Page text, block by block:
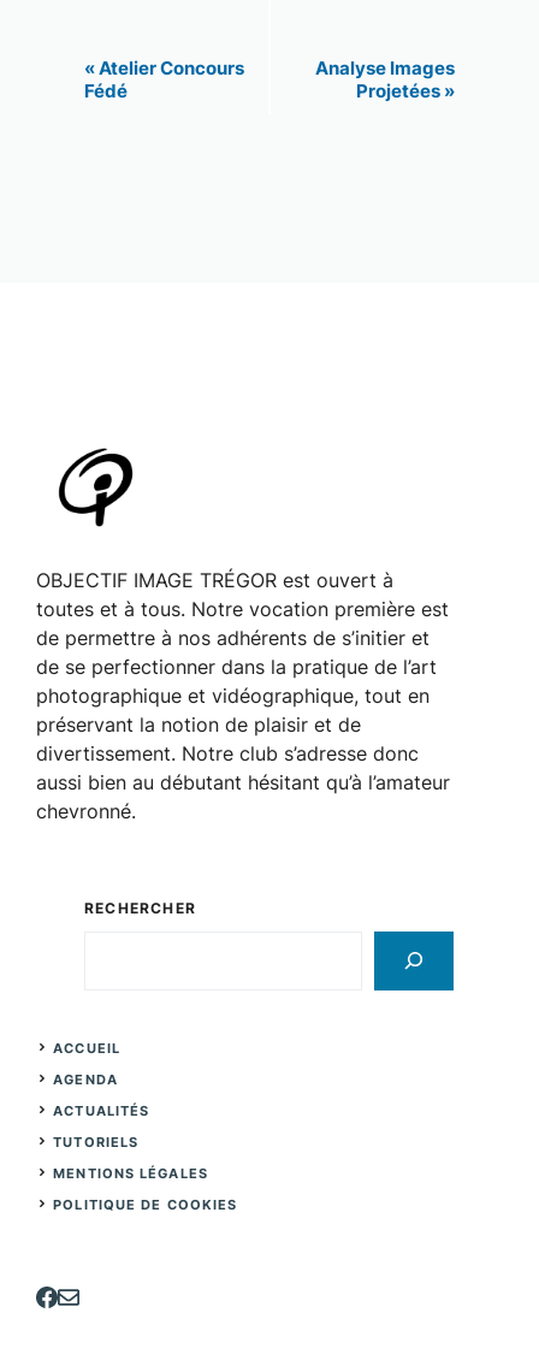
v
è
e
m
e
n
t
«Atelier Concours
Fédé
Analyse Images
Projetées »
OBJECTIF IMAGE TRÉGOR est ouvert à
toutes et à tous. Notre vocation première est
de permettre à nos adhérents de s’initier et
de se perfectionner dans la pratique de l’art
photographique et vidéographique, tout en
préservant la notion de plaisir et de
divertissement. Notre club s’adresse donc
aussi bien au débutant hésitant qu’à l’amateur
chevronné.
RECHERCHER
ACCUEIL
AGENDA
ACTUALITÉS
TUTORIELS
MENTIONS LÉGALES
POLITIQUE DE COOKIES